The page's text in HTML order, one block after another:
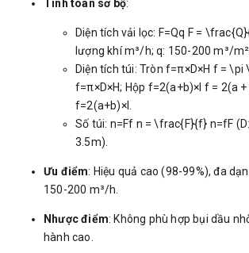
Tính toán sơ bộ:
Diện tích vải lọc: F=Qq F =
lượng khí m³/h; q: 150-200 m³/
Diện tích túi: Tròn f=π×D×H f = \pi
f=π×D×H; Hộp f=2(a+b)×l f = 2(a +
f=2(a+b)×l.
Số túi: n=Ff n = \frac{F}{f} n=fF
3.5m).
Ưu điểm: Hiệu quả cao (98-99%), đa
150-200 m³/h.
Nhược điểm: Không phù hợp bụi dầu
hành cao.